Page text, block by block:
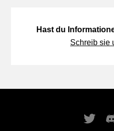
Hast du
Schreib sie